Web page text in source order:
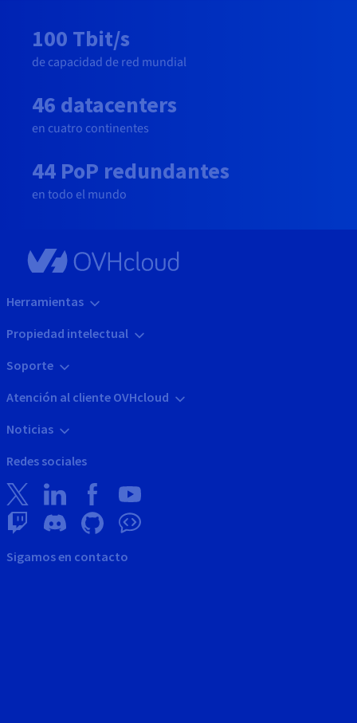
100 Tbit/s
de capacidad de red mundial
46 datacenters
en cuatro continentes
44 PoP redundantes
en todo el mundo
Herramientas
Propiedad intelectual
Soporte
Atención al cliente OVHcloud
Noticias
Redes sociales
Sigamos en contacto